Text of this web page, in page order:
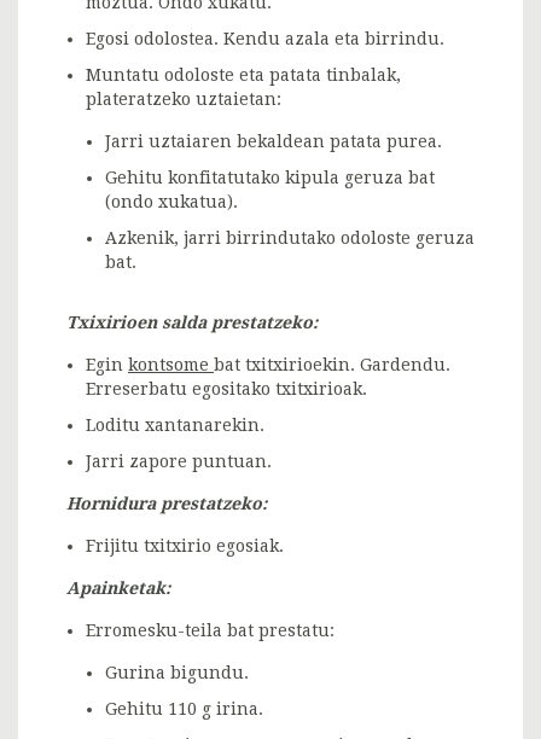
Egosi odolostea. Kendu azala eta birrindu.
Muntatu odoloste eta patata tinbalak,
plateratzeko uztaietan:
Jarri uztaiaren bekaldean patata purea.
Gehitu konfitatutako kipula geruza bat
(ondo xukatua).
Azkenik, jarri birrindutako odoloste geruza
bat.
Txixirioen salda prestatzeko:
Egin kontsome bat txitxirioekin. Gardendu.
Erreserbatu egositako txitxirioak.
Loditu xantanarekin.
Jarri zapore puntuan.
Hornidura prestatzeko:
Frijitu txitxirio egosiak.
Apainketak:
Erromesku-teila bat prestatu:
Gurina bigundu.
Gehitu 110 g irina.